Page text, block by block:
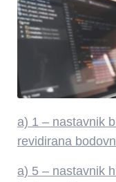
a) 1 – nastavnik
revidirana
a) 5 – nastavnik